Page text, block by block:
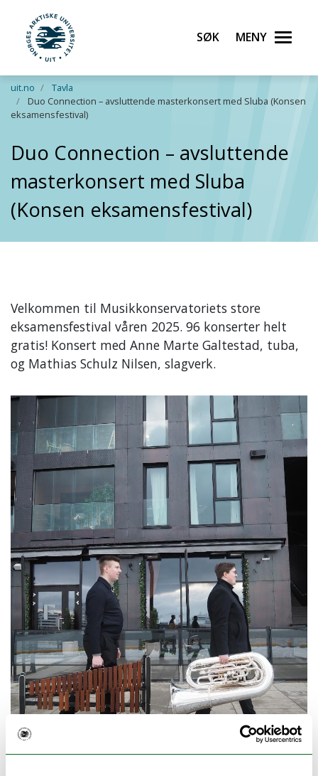
Gå til hovedinnhold
UiT Norges arktiske universitet
Søk Meny
uit.no
Tavla
Duo Connection – avsluttende masterkonsert med Sluba (Konsen
eksamensfestival)
Duo Connection – avsluttende
masterkonsert med Sluba
(Konsen eksamensfestival)
Velkommen til Musikkonservatoriets store
eksamensfestival våren 2025. 96 konserter helt
gratis! Konsert med Anne Marte Galtestad, tuba,
og Mathias Schulz Nilsen, slagverk.